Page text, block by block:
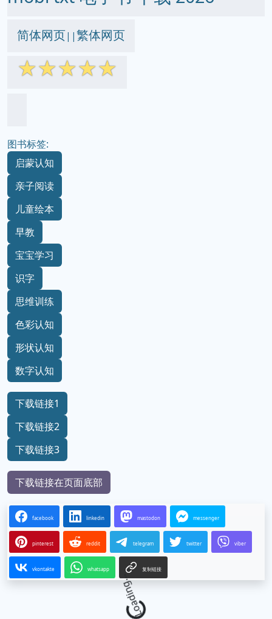
简体网页||繁体网页
☆☆☆☆☆
图书标签:
启蒙认知
亲子阅读
儿童绘本
早教
宝宝学习
识字
思维训练
色彩认知
形状认知
数字认知
下载链接1
下载链接2
下载链接3
下载链接在页面底部
facebook linkedin mastodon messenger
pinterest reddit telegram twitter viber
vkontakte whatsapp 复制链接
Loading...